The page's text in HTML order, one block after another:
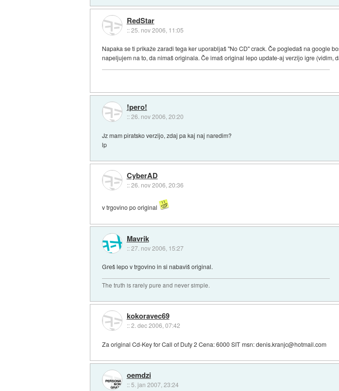
RedStar
::25. nov 2006, 11:05
Napaka se ti prikaže zaradi tega ker uporabljaš "No CD" crack. Če pogledaš na google
napeljujem na to, da nimaš originala. Če imaš original lepo update-aj verzijo igre (vidim,
!pero!
::26. nov 2006, 20:20
Jz mam piratsko verzijo, zdaj pa kaj naj naredim?
lp
CyberAD
::26. nov 2006, 20:36
v trgovino po original
Mavrik
::27. nov 2006, 15:27
Greš lepo v trgovino in si nabaviš original.
The truth is rarely pure and never simple.
kokoravec69
::2. dec 2006, 07:42
Za original Cd-Key for Call of Duty 2 Cena: 6000 SIT msn: denis.kranjc@hotmail.com
oemdzi
:: 5. jan 2007, 23:24